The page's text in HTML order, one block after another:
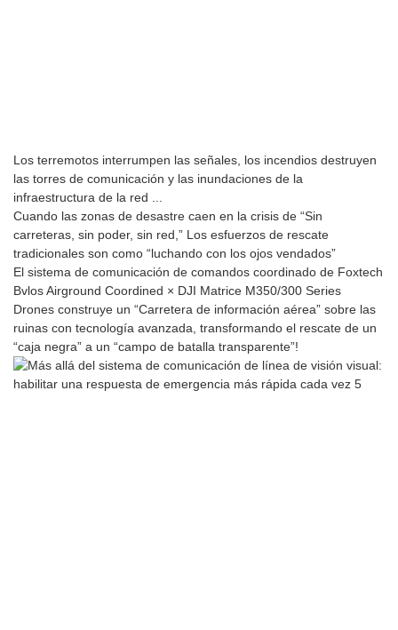
Los terremotos interrumpen las señales, los incendios destruyen
las torres de comunicación y las inundaciones de la
infraestructura de la red ...
Cuando las zonas de desastre caen en la crisis de “Sin
carreteras, sin poder, sin red,” Los esfuerzos de rescate
tradicionales son como “luchando con los ojos vendados”
El sistema de comunicación de comandos coordinado de Foxtech
Bvlos Airground Coordined × DJI Matrice M350/300 Series
Drones construye un “Carretera de información aérea” sobre las
ruinas con tecnología avanzada, transformando el rescate de un
“caja negra” a un “campo de batalla transparente”!